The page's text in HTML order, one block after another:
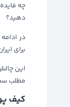
چه
دهید؟
در
برای
این
مطلب
کیف